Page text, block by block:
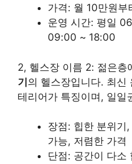
가격: 월 10만원
운영 시간: 평일
09:00 ~ 18:00
2, 헬스장 이름 2: 젊은층
기의 헬스장입니다. 최신
테리어가 특징이며, 일일
장점: 힙한 분위기
가능, 저렴한 가격
단점: 공간이 다소